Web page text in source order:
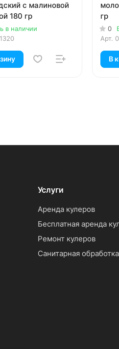
с малиновой
180 гр
в наличии
гр
0
Арт.
В
Услуги
Аренда кулеров
Бесплатная аренда
Ремонт кулеров
Санитарная обработка